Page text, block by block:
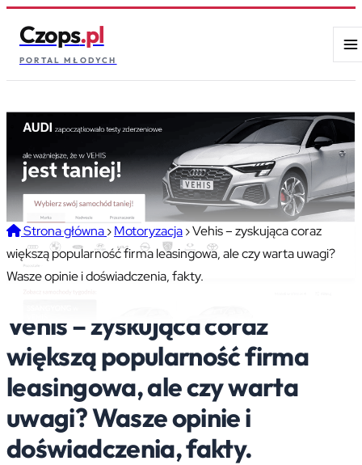
Czops.pl
PORTAL MŁODYCH
Strona główna›Motoryzacja›Vehis – zyskująca coraz
większą popularność firma leasingowa, ale czy warta uwagi?
Wasze opinie i doświadczenia, fakty.
Vehis – zyskująca coraz
większą popularność firma
leasingowa, ale czy warta
uwagi? Wasze opinie i
doświadczenia, fakty.